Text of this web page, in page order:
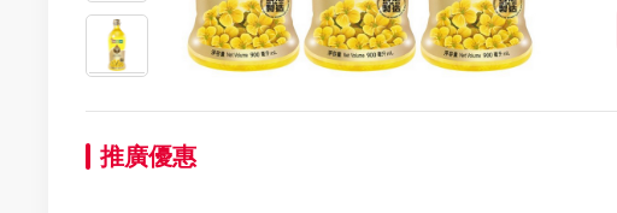
推廣優惠